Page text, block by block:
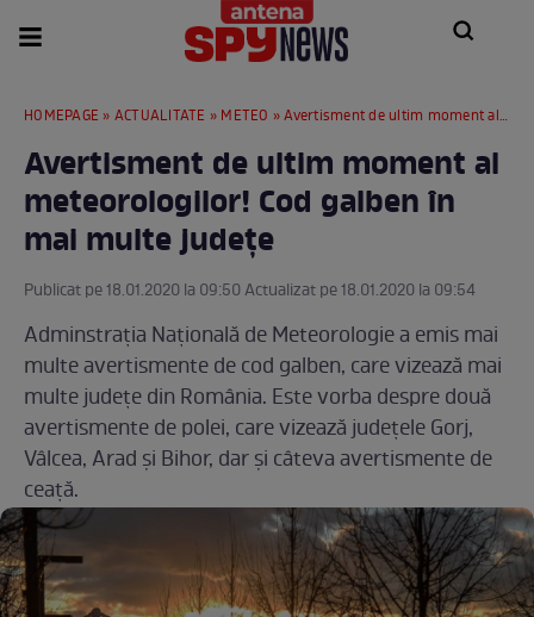
HOMEPAGE » ACTUALITATE » METEO » Avertisment de ultim moment al meteorologilor! Cod galben în mai multe județe
Avertisment de ultim moment al
meteorologilor! Cod galben în
mai multe județe
Publicat pe 18.01.2020 la 09:50 Actualizat pe 18.01.2020 la 09:54
Adminstrația Națională de Meteorologie a emis mai
multe avertismente de cod galben, care vizează mai
multe județe din România. Este vorba despre două
avertismente de polei, care vizează județele Gorj,
Vâlcea, Arad și Bihor, dar și câteva avertismente de
ceață.